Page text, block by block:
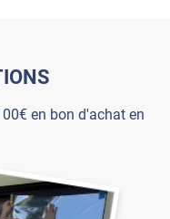
en bon d'achat en